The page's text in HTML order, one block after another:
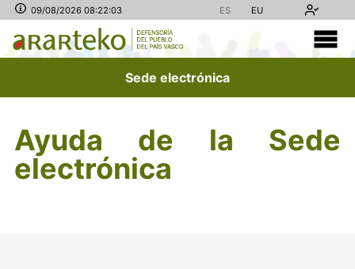
09/08/2026 08:22:03 ES EU
Sede electrónica
Ayuda de la Sede
electrónica